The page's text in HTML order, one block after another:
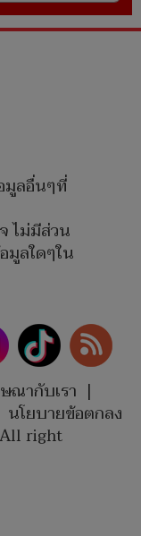
มูลอื่นๆที่
ไม่มีส่วน
มูลใดๆใน
ณากับเรา |
นโยบายข้อตกลง
right